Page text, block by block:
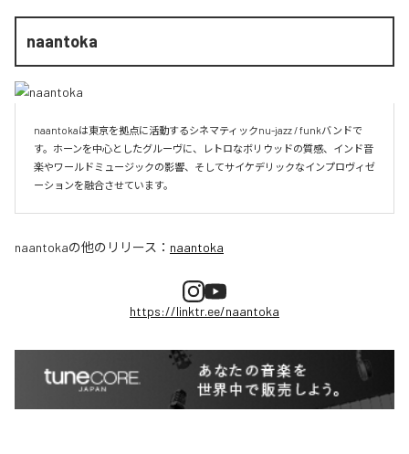
naantoka
naantokaは東京を拠点に活動するシネマティックnu-jazz / funkバンドで
す。ホーンを中心としたグルーヴに、レトロなボリウッドの質感、インド音
楽やワールドミュージックの影響、そしてサイケデリックなインプロヴィゼ
naantokaの他のリリース： naantoka
https://linktr.ee/naantoka